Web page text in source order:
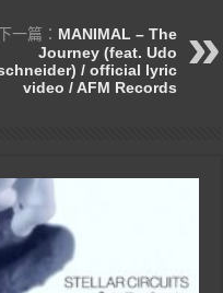
一篇： MANIMAL – The
Journey (feat. Udo
/ official lyric
video / AFM Records